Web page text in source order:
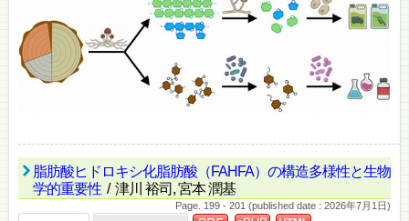
脂肪酸ヒドロキシ化脂肪酸（FAHFA）の構造多様性と生物
学的重要性 / 津川 裕司, 宮本 潤基
Page. 199 - 201 (published date : 2026年7月1日)